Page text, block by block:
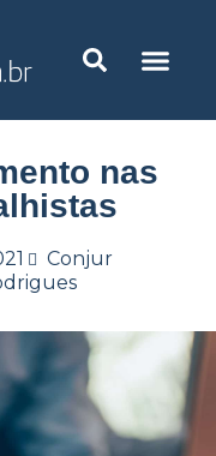
nas
Conjur